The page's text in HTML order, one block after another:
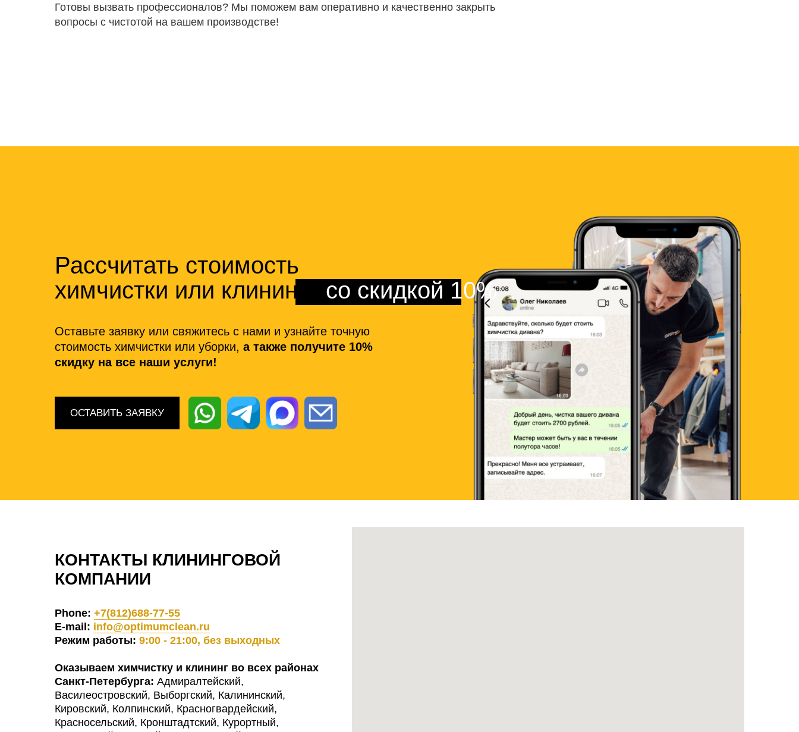
Готовы вызвать профессионалов? Мы поможем вам оперативно и качественно закрыть
вопросы с чистотой на вашем производстве!
Оставьте заявку или свяжитесь с нами и узнайте точную
стоимость химчистки или уборки, а также получите 10%
скидку на все наши услуги!
Рассчитать стоимость
химчистки или клининга со скидкой 10%
ОСТАВИТЬ ЗАЯВКУ
КОНТАКТЫ КЛИНИНГОВОЙ
КОМПАНИИ
Phone: +7(812)688-77-55
E-mail: info@optimumclean.ru
Режим работы: 9:00 - 21:00, без выходных
Оказываем химчистку и клининг во всех районах
Санкт-Петербурга: Адмиралтейский,
Василеостровский, Выборгский, Калининский,
Кировский, Колпинский, Красногвардейский,
Красносельский, Кронштадтский, Курортный,